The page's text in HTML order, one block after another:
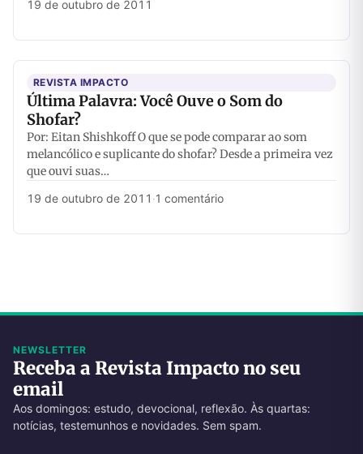
19 de outubro de 2011
REVISTA IMPACTO
Última Palavra: Você Ouve o Som do
Shofar?
Por: Eitan Shishkoff O que se pode comparar ao som
melancólico e suplicante do shofar? Desde a primeira vez
que ouvi suas…
19 de outubro de 2011 ·1 comentário
NEWSLETTER
Receba a Revista Impacto no seu
email
Aos domingos: estudo, devocional, reflexão. Às quartas:
notícias, testemunhos e novidades. Sem spam.